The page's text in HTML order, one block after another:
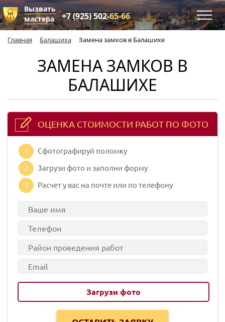
Вызвать
мастера
+7 (925) 502-65-66
Главная Балашиха Замена замков в Балашихе
ЗАМЕНА ЗАМКОВ В
БАЛАШИХЕ
ОЦЕНКА СТОИМОСТИ РАБОТ ПО ФОТО
1
Сфотографируй поломку
2
Загрузи фото и заполни форму
3
Расчет у вас на почте или по телефону
Загрузи фото